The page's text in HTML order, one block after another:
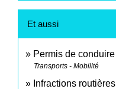
Et aussi
Permis de conduire
Transports - Mobilité
Infractions routières